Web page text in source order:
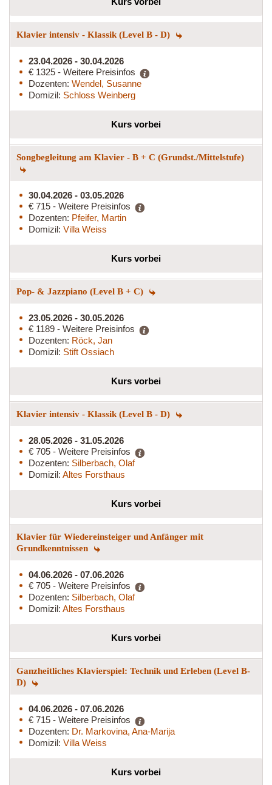
Klavier intensiv - Klassik (Level B - D)
23.04.2026 - 30.04.2026
€ 1325 - Weitere Preisinfos
Dozenten: Wendel, Susanne
Domizil: Schloss Weinberg
Kurs vorbei
Songbegleitung am Klavier - B + C (Grundst./Mittelstufe)
30.04.2026 - 03.05.2026
€ 715 - Weitere Preisinfos
Dozenten: Pfeifer, Martin
Domizil: Villa Weiss
Kurs vorbei
Pop- & Jazzpiano (Level B + C)
23.05.2026 - 30.05.2026
€ 1189 - Weitere Preisinfos
Dozenten: Röck, Jan
Domizil: Stift Ossiach
Kurs vorbei
Klavier intensiv - Klassik (Level B - D)
28.05.2026 - 31.05.2026
€ 705 - Weitere Preisinfos
Dozenten: Silberbach, Olaf
Domizil: Altes Forsthaus
Kurs vorbei
Klavier für Wiedereinsteiger und Anfänger mit
Grundkenntnissen
04.06.2026 - 07.06.2026
€ 705 - Weitere Preisinfos
Dozenten: Silberbach, Olaf
Domizil: Altes Forsthaus
Kurs vorbei
Ganzheitliches Klavierspiel: Technik und Erleben (Level B-
D)
04.06.2026 - 07.06.2026
€ 715 - Weitere Preisinfos
Dozenten: Dr. Markovina, Ana-Marija
Domizil: Villa Weiss
Kurs vorbei